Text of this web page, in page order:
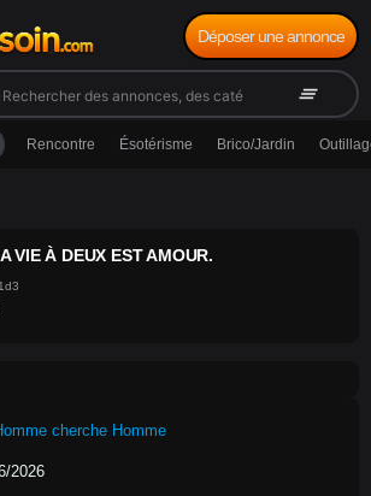
clear_all
Déposer une annonce
Rencontre Ésotérisme Brico/Jardin
VIE À DEUX EST AMOUR.
cherche Homme
2026